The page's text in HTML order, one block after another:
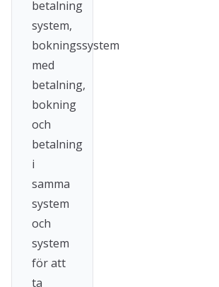
betalning
system,
bokningssystem
med
betalning,
bokning
och
betalning
i
samma
system
och
system
för att
ta